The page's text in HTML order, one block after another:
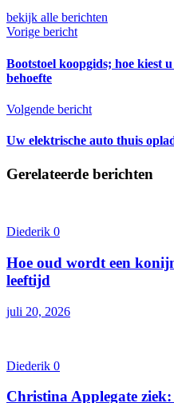
bekijk alle berichten
Vorige bericht
Bootstoel koopgids; hoe kiest
behoefte
Volgende bericht
Uw elektrische auto thuis
Gerelateerde berichten
Diederik 0
Hoe oud wordt een
leeftijd
juli 20, 2026
Diederik 0
Christina Applegate